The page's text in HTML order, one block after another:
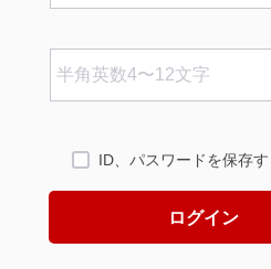
ID、パスワードを保存す
ログイン